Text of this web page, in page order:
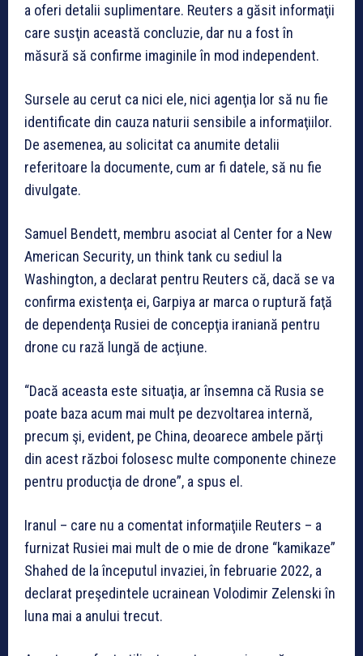
a oferi detalii suplimentare. Reuters a găsit informaţii
care susţin această concluzie, dar nu a fost în
măsură să confirme imaginile în mod independent.
Sursele au cerut ca nici ele, nici agenţia lor să nu fie
identificate din cauza naturii sensibile a informaţiilor.
De asemenea, au solicitat ca anumite detalii
referitoare la documente, cum ar fi datele, să nu fie
divulgate.
Samuel Bendett, membru asociat al Center for a New
American Security, un think tank cu sediul la
Washington, a declarat pentru Reuters că, dacă se va
confirma existenţa ei, Garpiya ar marca o ruptură faţă
de dependenţa Rusiei de concepţia iraniană pentru
drone cu rază lungă de acţiune.
“Dacă aceasta este situaţia, ar însemna că Rusia se
poate baza acum mai mult pe dezvoltarea internă,
precum şi, evident, pe China, deoarece ambele părţi
din acest război folosesc multe componente chineze
pentru producţia de drone”, a spus el.
Iranul – care nu a comentat informaţiile Reuters – a
furnizat Rusiei mai mult de o mie de drone “kamikaze”
Shahed de la începutul invaziei, în februarie 2022, a
declarat preşedintele ucrainean Volodimir Zelenski în
luna mai a anului trecut.